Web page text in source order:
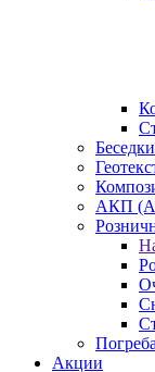
Беседки
АКП
Погреба
Акции